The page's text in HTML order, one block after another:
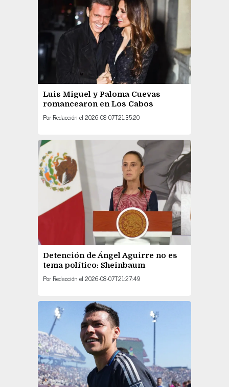
Luis Miguel y Paloma Cuevas
romancearon en Los Cabos
Por Redacción el 2026-08-07T21:35:20
Detención de Ángel Aguirre no es
tema político: Sheinbaum
Por Redacción el 2026-08-07T21:27:49